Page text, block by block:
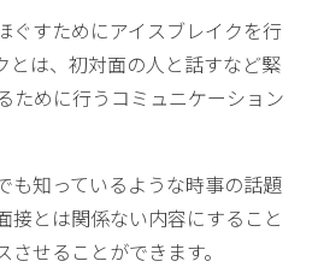
ぐすためにアイスブレイクを行
とは、初対面の人と話すなど緊
ために行うコミュニケーション
も知っているような時事の話題
接とは関係ない内容にすること
せることができます。